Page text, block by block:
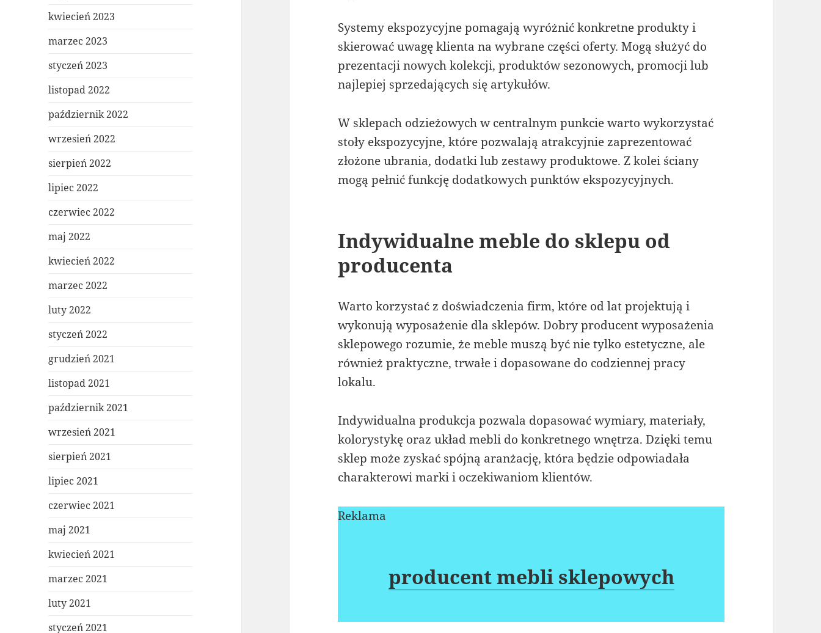
kwiecień 2023
marzec 2023
styczeń 2023
listopad 2022
październik 2022
wrzesień 2022
sierpień 2022
lipiec 2022
czerwiec 2022
maj 2022
kwiecień 2022
marzec 2022
luty 2022
styczeń 2022
grudzień 2021
listopad 2021
październik 2021
wrzesień 2021
sierpień 2021
lipiec 2021
czerwiec 2021
maj 2021
kwiecień 2021
marzec 2021
luty 2021
styczeń 2021
Systemy ekspozycyjne pomagają wyróżnić konkretne produkty i
skierować uwagę klienta na wybrane części oferty. Mogą służyć do
prezentacji nowych kolekcji, produktów sezonowych, promocji lub
najlepiej sprzedających się artykułów.
W sklepach odzieżowych w centralnym punkcie warto wykorzystać
stoły ekspozycyjne, które pozwalają atrakcyjnie zaprezentować
złożone ubrania, dodatki lub zestawy produktowe. Z kolei ściany
mogą pełnić funkcję dodatkowych punktów ekspozycyjnych.
Indywidualne meble do sklepu od
producenta
Warto korzystać z doświadczenia firm, które od lat projektują i
wykonują wyposażenie dla sklepów. Dobry producent wyposażenia
sklepowego rozumie, że meble muszą być nie tylko estetyczne, ale
również praktyczne, trwałe i dopasowane do codziennej pracy
lokalu.
Indywidualna produkcja pozwala dopasować wymiary, materiały,
kolorystykę oraz układ mebli do konkretnego wnętrza. Dzięki temu
sklep może zyskać spójną aranżację, która będzie odpowiadała
charakterowi marki i oczekiwaniom klientów.
Reklama
producent mebli sklepowych